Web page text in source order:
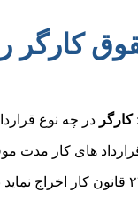
کارگر
کارگر در چه نوع